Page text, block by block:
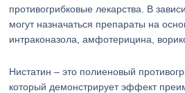
противогрибковые лекарства. В
могут назначаться препараты на
интраконазола, амфотерицина,
Нистатин – это полиеновый
который демонстрирует эффект